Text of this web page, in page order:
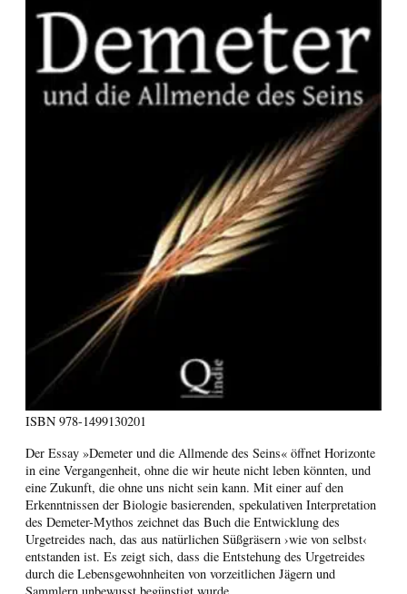
ISBN 978-1499130201
Der Essay »Demeter und die Allmende des Seins« öffnet Horizonte
in eine Vergangenheit, ohne die wir heute nicht leben könnten, und
eine Zukunft, die ohne uns nicht sein kann. Mit einer auf den
Erkenntnissen der Biologie basierenden, spekulativen Interpretation
des Demeter-Mythos zeichnet das Buch die Entwicklung des
Urgetreides nach, das aus natürlichen Süßgräsern ›wie von selbst‹
entstanden ist. Es zeigt sich, dass die Entstehung des Urgetreides
durch die Lebensgewohnheiten von vorzeitlichen Jägern und
Sammlern unbewusst begünstigt wurde.